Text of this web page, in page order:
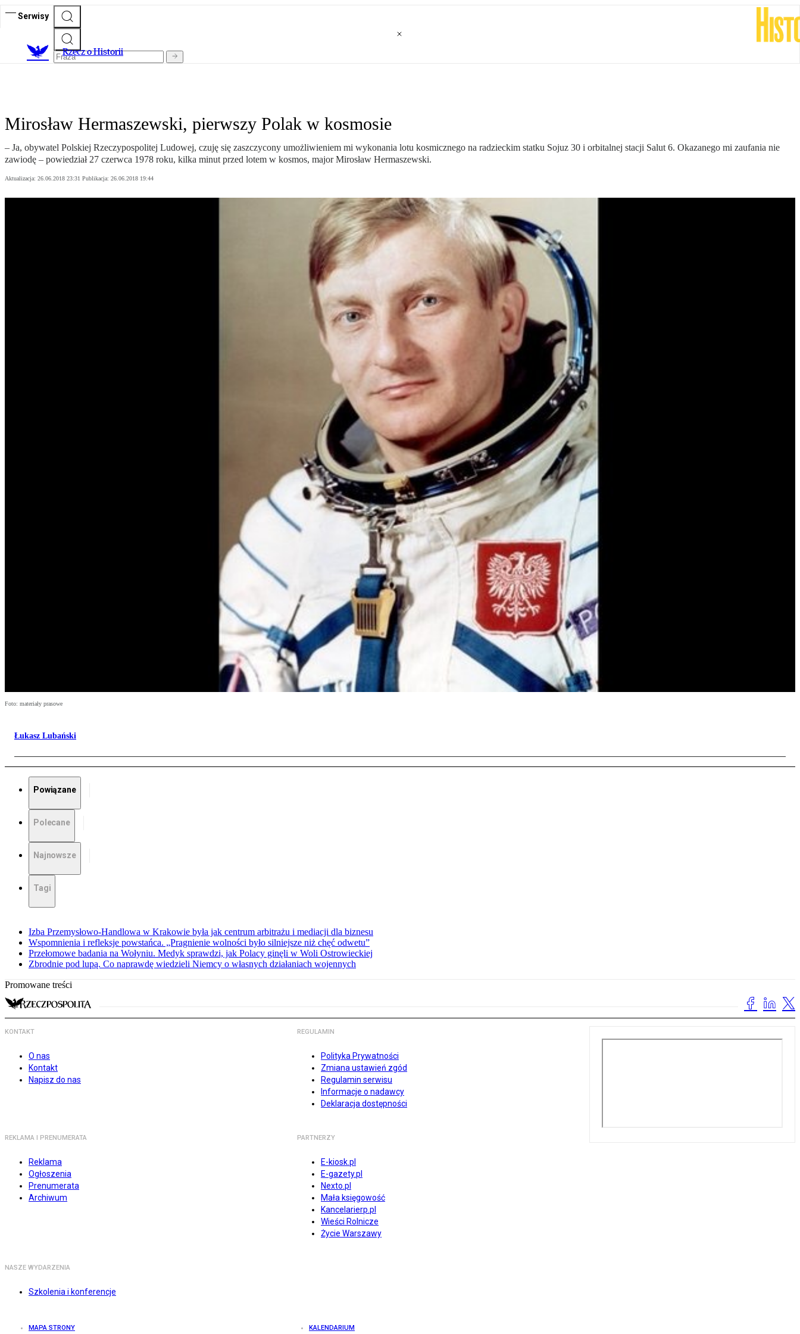
Serwisy
Rzecz o Historii
Mirosław Hermaszewski, pierwszy Polak w kosmosie
– Ja, obywatel Polskiej Rzeczypospolitej Ludowej, czuję się zaszczycony umożliwieniem mi wykonania lotu kosmicznego na radzieckim statku Sojuz 30 i orbitalnej stacji Salut 6. Okazanego mi zaufania nie
zawiodę – powiedział 27 czerwca 1978 roku, kilka minut przed lotem w kosmos, major Mirosław Hermaszewski.
Aktualizacja: 26.06.2018 23:31 Publikacja: 26.06.2018 19:44
Foto: materiały prasowe
Łukasz Lubański
Powiązane
Polecane
Najnowsze
Tagi
Izba Przemysłowo-Handlowa w Krakowie była jak centrum arbitrażu i mediacji dla biznesu
Wspomnienia i refleksje powstańca. „Pragnienie wolności było silniejsze niż chęć odwetu”
Przełomowe badania na Wołyniu. Medyk sprawdzi, jak Polacy ginęli w Woli Ostrowieckiej
Zbrodnie pod lupą. Co naprawdę wiedzieli Niemcy o własnych działaniach wojennych
Promowane treści
KONTAKT
O nas
Kontakt
Napisz do nas
REGULAMIN
Polityka Prywatności
Zmiana ustawień zgód
Regulamin serwisu
Informacje o nadawcy
Deklaracja dostępności
REKLAMA I PRENUMERATA
Reklama
Ogłoszenia
Prenumerata
Archiwum
PARTNERZY
E-kiosk.pl
E-gazety.pl
Nexto.pl
Mała księgowość
Kancelarierp.pl
Wieści Rolnicze
Życie Warszawy
NASZE WYDARZENIA
Szkolenia i konferencje
MAPA STRONY KALENDARIUM